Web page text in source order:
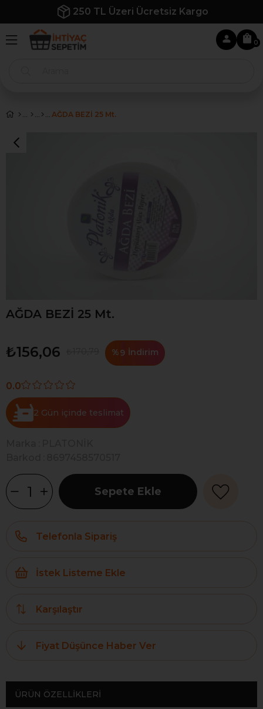
250 TL Üzeri Ücretsiz Kargo
0
AĞDA BEZİ 25 Mt.
AĞDA BEZİ 25 Mt.
₺156,06 %9 İndirim
0.0
2 Gün
Telefonla Sipariş
İstek Listeme Ekle
Karşılaştır
Fiyat Düşünce Haber Ver
ÜRÜN ÖZELLIKLERI